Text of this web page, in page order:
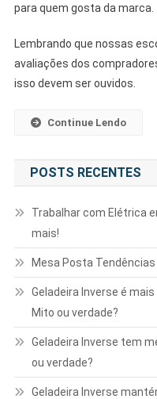
para quem gosta da marca.
Lembrando que nossas
avaliações dos
isso devem ser ouvidos.
Continue Lendo
POSTS RECENTES
Trabalhar com Elétrica
mais!
Mesa Posta
Geladeira Inverse é
Mito ou verdade?
Geladeira Inverse tem
ou verdade?
Geladeira Inverse